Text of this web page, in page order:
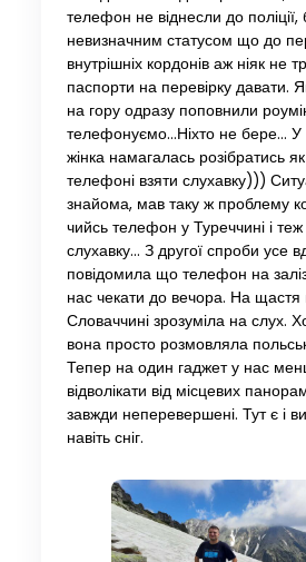
телефон не віднесли до
невизначним статусом що до
внутрішніх кордонів аж ніяк не
паспорти на перевірку давати.
на гору одразу поповнили
телефонуємо…Ніхто не бере…
жінка намагалась розібратись
телефоні взяти слухавку)))
знайома, мав таку ж проблему
чийсь телефон у Туреччині і теж
слухавку… З другої спроби усе
повідомила що телефон на
нас чекати до вечора. На
Словаччині зрозуміла на слух.
вона просто розмовляла
Тепер на один гаджет у нас
відволікати від місцевих
завжди неперевершені. Тут є і
навіть сніг.